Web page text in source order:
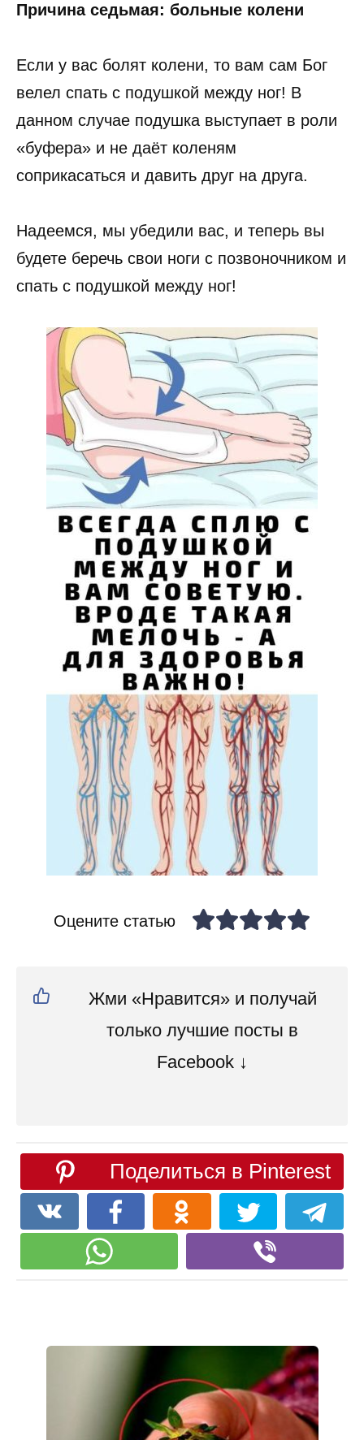
Причина седьмая: больные колени
Если у вас болят колени, то вам сам Бог
велел спать с подушкой между ног! В
данном случае подушка выступает в роли
«буфера» и не даёт коленям
соприкасаться и давить друг на друга.
Надеемся, мы убедили вас, и теперь вы
будете беречь свои ноги с позвоночником и
спать с подушкой между ног!
Оцените статью
Жми «Нравится» и получай
только лучшие посты в
Facebook ↓
Поделиться в Pinterest